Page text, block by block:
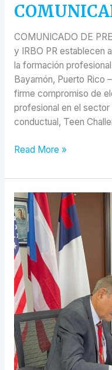
COMUNICADO DE
y IRBO PR establecen
la formación
Bayamón, Puerto Rico
firme compromiso de
profesional en el
conductual, Teen
Read More »
Alianza
Estratégica
para
la
Formación
y
Capacitación
Profesional